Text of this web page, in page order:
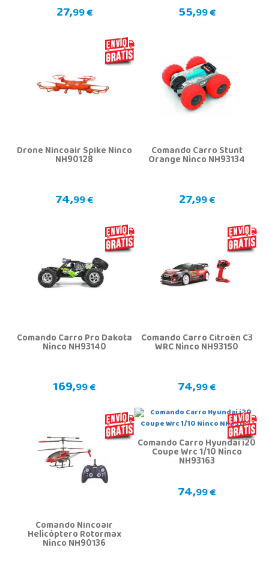
27,99 € 55,99 €
Drone Nincoair Spike Ninco
NH90128
74,99 €
Comando Carro Stunt
Orange Ninco NH93134
27,99 €
Comando Carro Pro Dakota
Ninco NH93140
169,99 €
Comando Carro Citroën C3
WRC Ninco NH93150
74,99 €
Comando Nincoair
Helicóptero Rotormax
Ninco NH90136
Comando Carro Hyundai i20
Coupe Wrc 1/10 Ninco
NH93163
74,99 €